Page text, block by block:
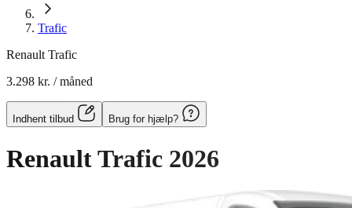
Trafic
Renault Trafic
3.298 kr. / måned
Indhent tilbud Brug for hjælp?
Renault Trafic 2026